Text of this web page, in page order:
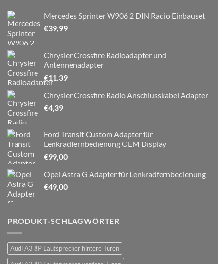
Mercedes Sprinter W906 2 DIN Radio Einbauset
€39,99
Chrysler Crossfire Radioadapter und
Antennenadapter
€11,39
Chrysler Crossfire Radio Anschlusskabel Adapter
€4,39
Ford Transit Custom Adapter für
Lenkradfernbedienung OEM Display
€99,00
Opel Astra G Adapter für Lenkradfernbedienung
€49,00
PRODUKT-SCHLAGWÖRTER
Audi A3 8P Lautsprecher hintere Türen